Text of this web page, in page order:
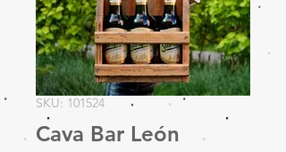
SKU: 101524
Cava Bar León